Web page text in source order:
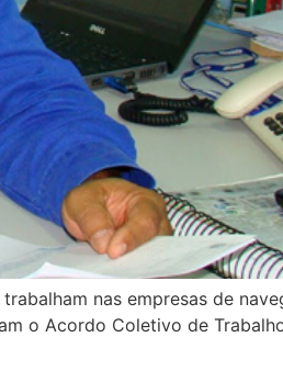
nas empresas de
o Acordo Coletivo de